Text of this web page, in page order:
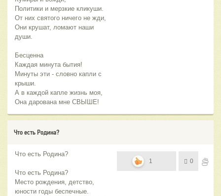
Политики и мерзкие кликуши.
От них святого ничего не жди,
Они крушат, ломают наши
души.
Бесценна
Каждая минута бытия!
Минуты эти - словно капли с
крыши.
А в каждой капле жизнь моя,
Она дарована мне СВЫШЕ!
Что есть Родина?
Что есть Родина?
Что есть Родина?
Место рождения, детство,
юности годы беспечные.
1 0